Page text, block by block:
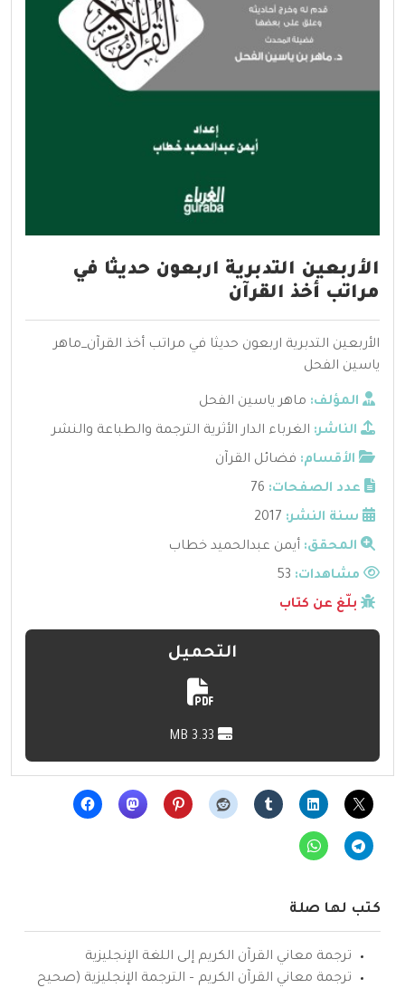
الأربعين التدبرية اربعون حديثا في
مراتب أخذ القرآن
الأربعين التدبرية اربعون حديثا في مراتب أخذ القرآن_ماهر
ياسين الفحل
المؤلف: ماهر ياسين الفحل
الناشر: الغرباء الدار الأثرية الترجمة والطباعة والنشر
الأقسام: فضائل القرآن
عدد الصفحات: 76
سنة النشر: 2017
المحقق: أيمن عبدالحميد خطاب
مشاهدات:
بلّغ عن كتاب
التحميل
كتب لها صلة
ترجمة معاني القرآن الكريم إلى اللغة الإنجليزية
ترجمة معاني القرآن الكريم – الترجمة الإنجليزية (صحيح